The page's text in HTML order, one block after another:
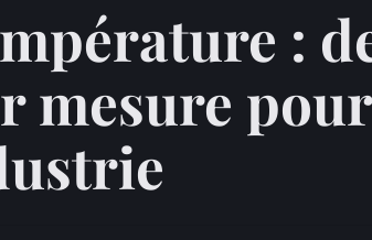
:
mesure pour